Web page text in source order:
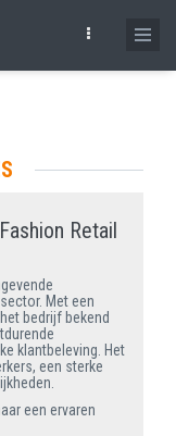
Retail
Met een
bedrijf bekend
klantbeleving. Het
een sterke
een ervaren